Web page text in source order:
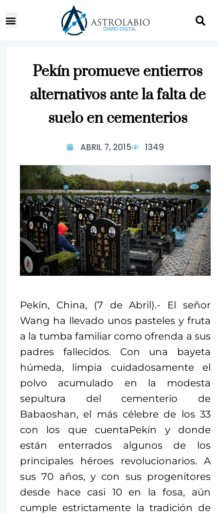
Pekín promueve entierros
alternativos ante la falta de
suelo en cementerios
ABRIL 7, 2015 1349
Pekín, China, (7 de Abril).- El señor
Wang ha llevado unos pasteles y fruta
a la tumba familiar como ofrenda a sus
padres fallecidos. Con una bayeta
húmeda, limpia cuidadosamente el
polvo acumulado en la modesta
sepultura del cementerio de
Babaoshan, el más célebre de los 33
con los que cuentaPekín y donde
están enterrados algunos de los
principales héroes revolucionarios. A
sus 70 años, y con sus progenitores
desde hace casi 10 en la fosa, aún
cumple estrictamente la tradición de